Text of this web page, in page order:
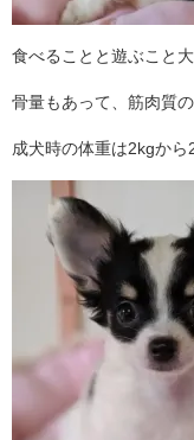
食べることと遊ぶこと
骨量もあって、筋肉質
成犬時の体重は2kgから